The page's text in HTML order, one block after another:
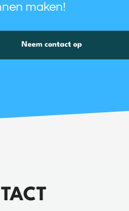
maken!
Neem contact op